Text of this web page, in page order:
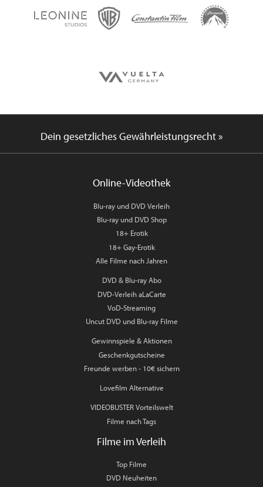
Dein gesetzliches Gewährleistungsrecht »
Online-Videothek
Blu-ray und DVD Verleih
Blu-ray und DVD Shop
18+ Erotik
18+ Gay-Erotik
Alle Filme nach Jahren
DVD & Blu-ray Abo
DVD-Verleih aLaCarte
VoD-Streaming
Uncut DVD und Blu-ray Filme
Gewinnspiele & Aktionen
Geschenkgutscheine
Freunde werben - 10€ sichern
Lovefilm Alternative
VIDEOBUSTER Vorteilswelt
Filme nach Tags
Filme im Verleih
Top Filme
DVD Neuheiten